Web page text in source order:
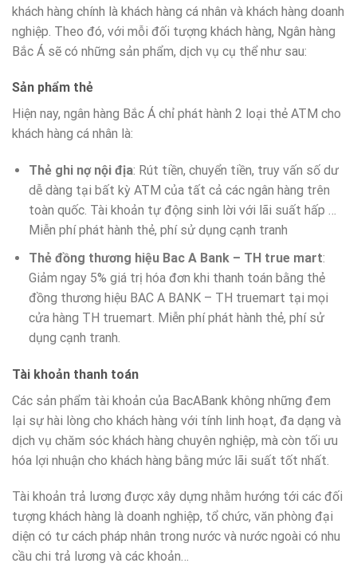
khách hàng chính là khách hàng cá nhân và khách hàng doanh
nghiệp. Theo đó, với mỗi đối tượng khách hàng, Ngân hàng
Bắc Á sẽ có những sản phẩm, dịch vụ cụ thể như sau:
Sản phẩm thẻ
Hiện nay, ngân hàng Bắc Á chỉ phát hành 2 loại thẻ ATM cho
khách hàng cá nhân là:
Thẻ ghi nợ nội địa: Rút tiền, chuyển tiền, truy vấn số dư
dễ dàng tại bất kỳ ATM của tất cả các ngân hàng trên
toàn quốc. Tài khoản tự động sinh lời với lãi suất hấp …
Miễn phí phát hành thẻ, phí sử dụng cạnh tranh
Thẻ đồng thương hiệu Bac A Bank – TH true mart:
Giảm ngay 5% giá trị hóa đơn khi thanh toán bằng thẻ
đồng thương hiệu BAC A BANK – TH truemart tại mọi
cửa hàng TH truemart. Miễn phí phát hành thẻ, phí sử
dụng cạnh tranh.​
Tài khoản thanh toán
​Các sản phẩm tài khoản của BacABank không những đem
lại sự hài lòng cho khách hàng với tính linh hoạt, đa dạng và
dịch vụ chăm sóc khách hàng chuyên nghiệp, mà còn tối ưu
hóa lợi nhuận cho khách hàng bằng mức lãi suất tốt nhất.
Tài khoản trả lương được xây dựng nhằm hướng tới các đối
tượng khách hàng là doanh nghiệp, tổ chức, văn phòng đại
diện có tư cách pháp nhân trong nước và nước ngoài có nhu
cầu chi trả lương và các khoản…